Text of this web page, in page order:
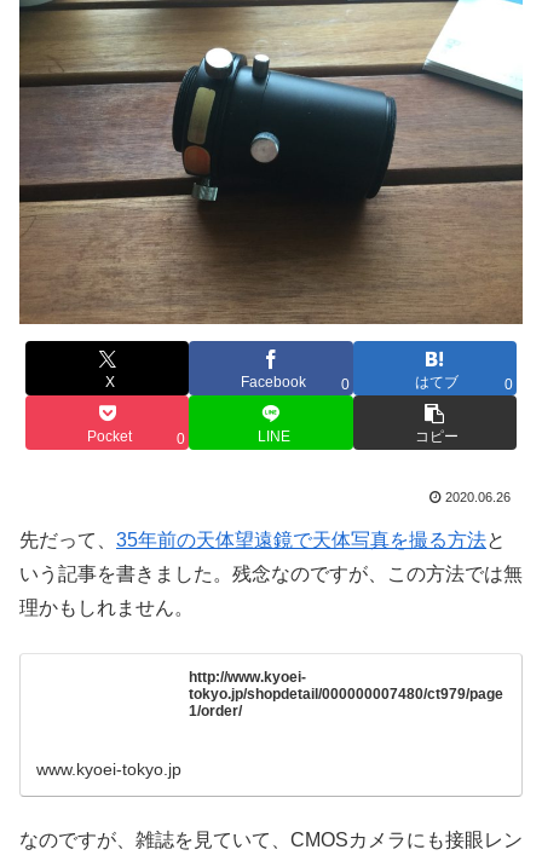
X Facebook 0 はてブ 0
Pocket 0 LINE コピー
2020.06.26
先だって、 35年前の天体望遠鏡で天体写真を撮る方法と
いう記事を書きました。残念なのですが、この方法では無
理かもしれません。
http://www.kyoei-
tokyo.jp/shopdetail/000000007480/ct979/page
1/order/
www.kyoei-tokyo.jp
なのですが、雑誌を見ていて、CMOSカメラにも接眼レン